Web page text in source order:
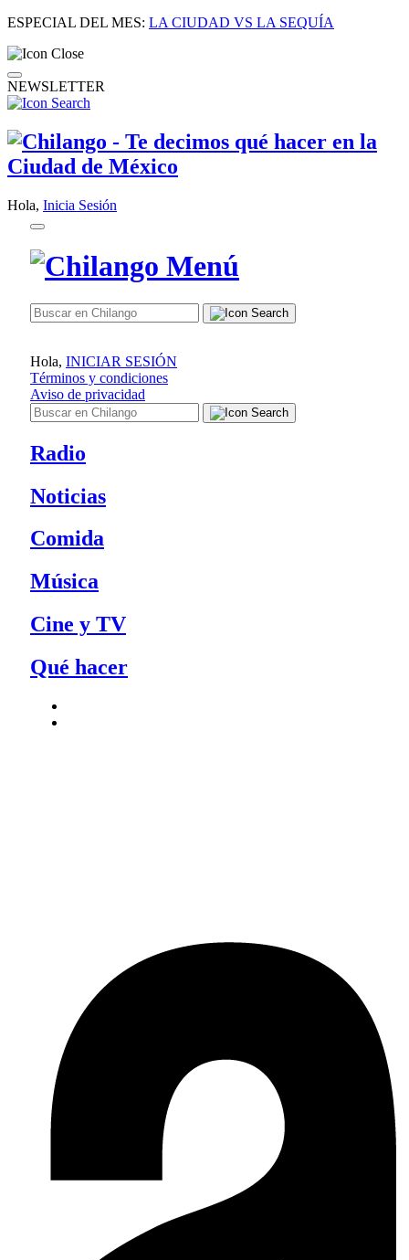
ESPECIAL DEL MES: LA CIUDAD VS LA SEQUÍA
NEWSLETTER
Hola, Inicia Sesión
Hola, INICIAR SESIÓN
Términos y condiciones
Aviso de privacidad
Radio
Noticias
Comida
Música
Cine y TV
Qué hacer